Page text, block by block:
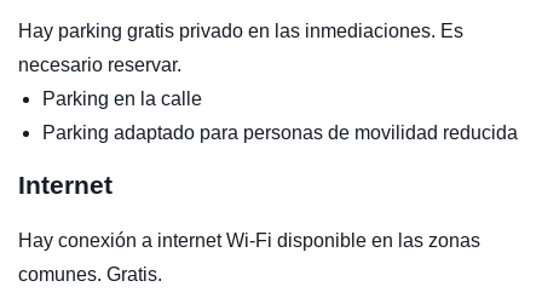
Hay parking gratis privado en las inmediaciones. Es
necesario reservar.
Parking en la calle
Parking adaptado para personas de movilidad reducida
Internet
Hay conexión a internet Wi-Fi disponible en las zonas
comunes. Gratis.